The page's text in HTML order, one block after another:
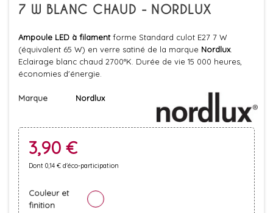
7 W BLANC CHAUD - NORDLUX
Ampoule LED à filamentforme Standard culot E27 7 W
(équivalent 65 W) en verre satiné de la marque Nordlux.
Eclairage blanc chaud 2700°K. Durée de vie 15 000 heures,
économies d'énergie.
Marque Nordlux
3,90 €
Dont 0,14 € d'éco-participation
Couleur et
finition